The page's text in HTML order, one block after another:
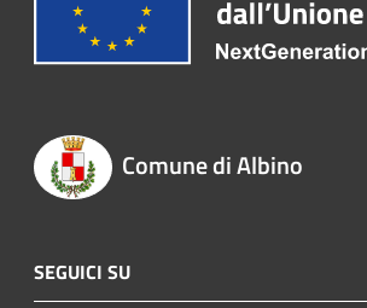
Comune di Albino
SEGUICI SU